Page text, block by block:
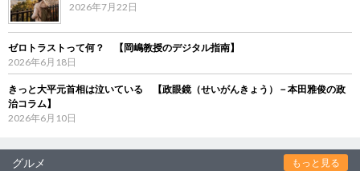
2026年7月22日
ゼロトラストって何？ 【岡嶋教授のデジタル指南】
2026年6月18日
きっと大平元首相は泣いている 【政眼鏡（せいがんきょう）－本田雅俊の政
治コラム】
2026年6月10日
グルメ もっと見る